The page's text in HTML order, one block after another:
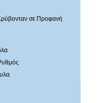
σε Προφανή